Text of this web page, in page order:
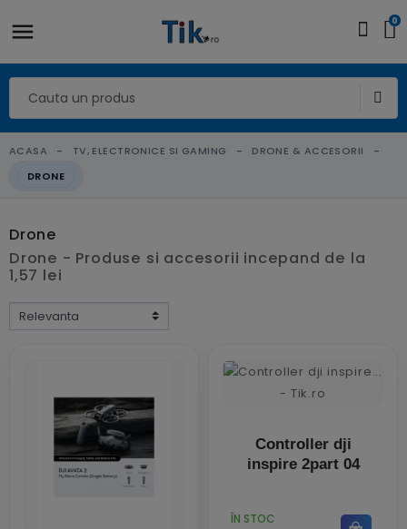
0
ACASA TV, ELECTRONICE SI GAMING
DRONE & ACCESORII
DRONE
Drone
Drone - Produse si accesorii incepand de la
1,57 lei
Controller dji
inspire 2part 04
PRET
ÎN STOC